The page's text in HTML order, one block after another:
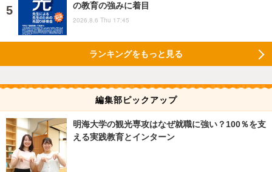
の教育の強みに着目
2026.8.6 Thu 17:45
ランキングをもっと見る
編集部ピックアップ
明海大学の観光専攻はなぜ就職に強い？100％を支
える実践教育とインターン